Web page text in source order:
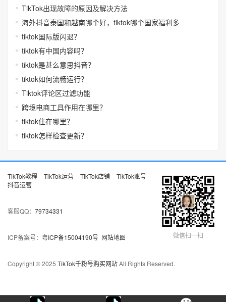
TikTok出现故障的原因及解决方法
海外抖音泰国和越南哪个好，tiktok哪个国家福利多
tiktok国际版闪退？
tiktok有中国内容吗？
tiktok是甚么意思抖音？
tiktok如何流畅运行？
Tiktok评论区过滤功能
跨境电商工具作用在哪里？
tiktok住在哪里？
tiktok怎样检查更新？
微信扫一扫
TikTok教程 TikTok运营 TikTok店铺
TikTok账号
抖音运营
客服QQ： 79734331
ICP备案号： 粤ICP备15004190号 网站地图
Copyright © 2025 TikTok千粉号购买网站All Rights Reserved.